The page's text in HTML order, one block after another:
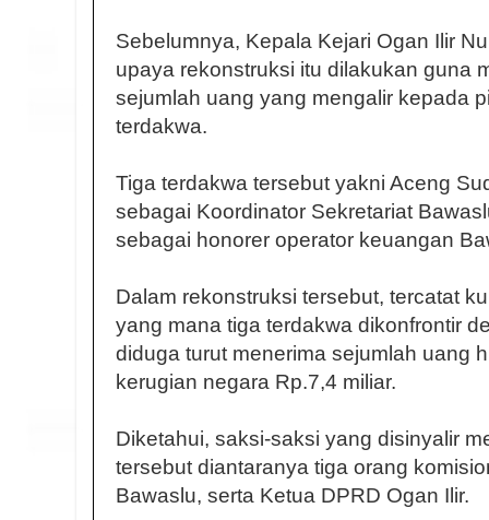
Sebelumnya, Kepala Kejari Ogan Ilir
upaya rekonstruksi itu dilakukan guna
sejumlah uang yang mengalir kepada
terdakwa.
Tiga terdakwa tersebut yakni Aceng
sebagai Koordinator Sekretariat
sebagai honorer operator keuangan
Dalam rekonstruksi tersebut, tercatat
yang mana tiga terdakwa dikonfrontir
diduga turut menerima sejumlah uang
kerugian negara Rp.7,4 miliar.
Diketahui, saksi-saksi yang disinyalir
tersebut diantaranya tiga orang
Bawaslu, serta Ketua DPRD Ogan Ilir.